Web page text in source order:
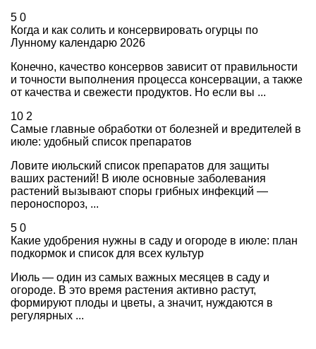
5 0
Когда и как солить и консервировать огурцы по
Лунному календарю 2026
Конечно, качество консервов зависит от правильности
и точности выполнения процесса консервации, а также
от качества и свежести продуктов. Но если вы ...
10 2
Самые главные обработки от болезней и вредителей в
июле: удобный список препаратов
Ловите июльский список препаратов для защиты
ваших растений! В июле основные заболевания
растений вызывают споры грибных инфекций —
пероноспороз, ...
5 0
Какие удобрения нужны в саду и огороде в июле: план
подкормок и список для всех культур
Июль — один из самых важных месяцев в саду и
огороде. В это время растения активно растут,
формируют плоды и цветы, а значит, нуждаются в
регулярных ...